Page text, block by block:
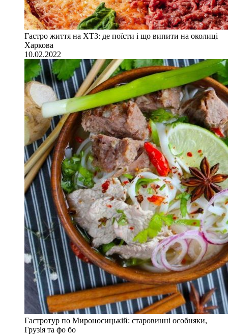
Гастро життя на ХТЗ: де поїсти і що випити на околиці
Харкова
10.02.2022
Гастротур по Мироносицькій: старовинні особняки,
Грузія та фо бо